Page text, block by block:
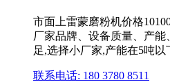
市面上雷蒙磨粉机价格
厂家品牌、设备质量、产
足,选择小厂家,产能在5吨
联系电话: 180 3780 8511